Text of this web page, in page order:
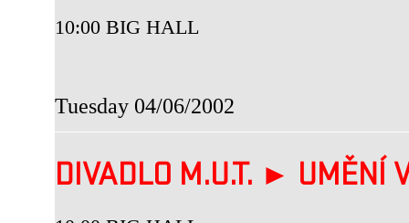
10:00 BIG HALL
Tuesday 04/06/2002
DIVADLO M.U.T. ►